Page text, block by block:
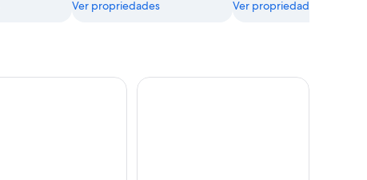
Ver propriedades Ver propriedades